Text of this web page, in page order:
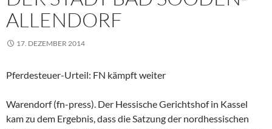
ALLENDORF
17. DEZEMBER 2014
Pferdesteuer-Urteil: FN kämpft weiter
Warendorf (fn-press). Der Hessische Gerichtshof in Kassel
kam zu dem Ergebnis, dass die Satzung der nordhessischen